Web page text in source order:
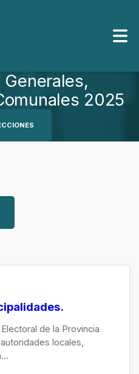
2025
de la Provincia
locales,